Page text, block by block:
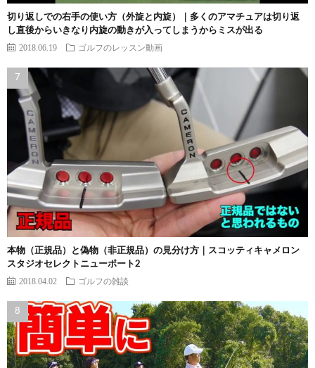
切り返しでの右手の使い方（外旋と内旋）｜多くのアマチュアは切り返
し直後からいきなり内旋の動きが入ってしまうからミスが出る
2018.06.19 ゴルフのレッスン動画
本物（正規品）と偽物（非正規品）の見分け方｜スコッティキャメロン
スタジオセレクトニューポート2
2018.04.02 ゴルフの雑談